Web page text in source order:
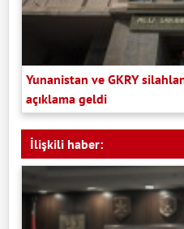
Yunanistan ve GKRY
açıklama geldi
İlişkili haber: